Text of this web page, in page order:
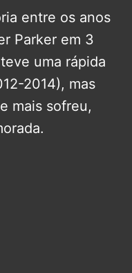
entre os anos
Parker em 3
teve uma rápida
2014), mas
mais sofreu,